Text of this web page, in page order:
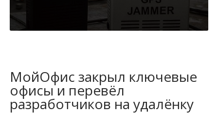
МойОфис закрыл ключевые
офисы и перевёл
разработчиков на удалёнку